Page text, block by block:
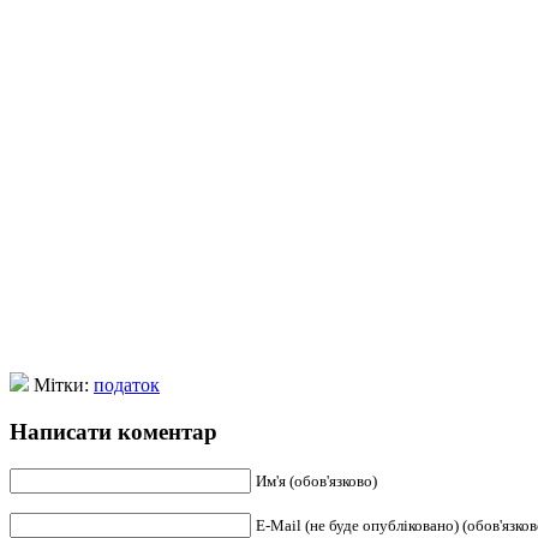
Мітки: податок
Написати коментар
Им'я (обов'язково)
E-Mail (не буде опубліковано)